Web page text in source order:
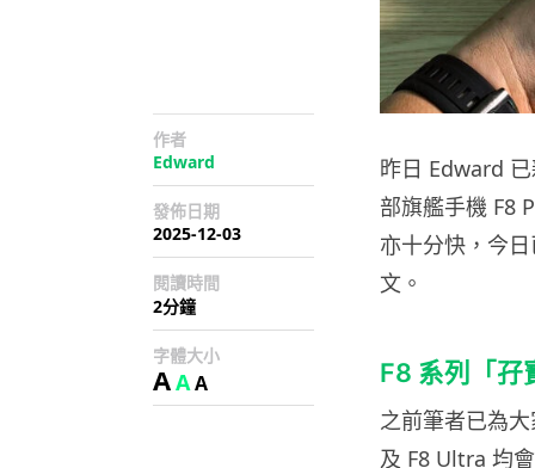
作者
Edward
發佈日期
2025-12-03
閱讀時間
2分鐘
字體大小
AAA
昨日 Edward
部旗艦手機 F8
亦十分快，今
文。
F8 系列「孖
之前筆者已為
及 F8 Ultra 均